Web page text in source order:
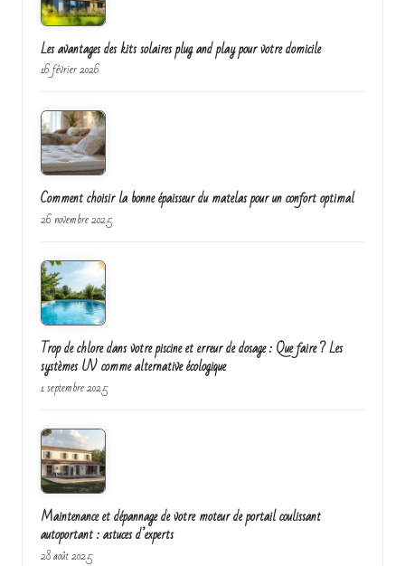
Les avantages des kits solaires plug and play pour votre domicile
16 février 2026
Comment choisir la bonne épaisseur du matelas pour un confort optimal
26 novembre 2025
Trop de chlore dans votre piscine et erreur de dosage : Que faire ? Les
systèmes UV comme alternative écologique
1 septembre 2025
Maintenance et dépannage de votre moteur de portail coulissant
autoportant : astuces d’experts
28 août 2025